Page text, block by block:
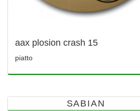
aax plosion crash 15
piatto
SABIAN